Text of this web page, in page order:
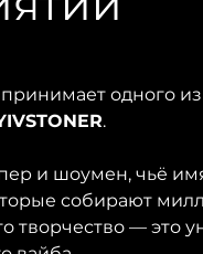
одного из
.
собирают
творчество — это